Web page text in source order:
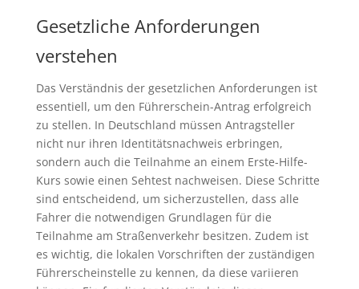
Gesetzliche Anforderungen
verstehen
Das Verständnis der gesetzlichen Anforderungen ist
essentiell, um den Führerschein-Antrag erfolgreich
zu stellen. In Deutschland müssen Antragsteller
nicht nur ihren Identitätsnachweis erbringen,
sondern auch die Teilnahme an einem Erste-Hilfe-
Kurs sowie einen Sehtest nachweisen. Diese Schritte
sind entscheidend, um sicherzustellen, dass alle
Fahrer die notwendigen Grundlagen für die
Teilnahme am Straßenverkehr besitzen. Zudem ist
es wichtig, die lokalen Vorschriften der zuständigen
Führerscheinstelle zu kennen, da diese variieren